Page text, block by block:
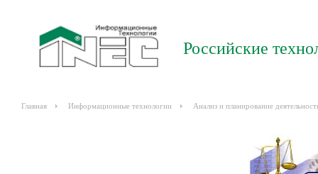
Российские
Главная Информационные технологии Анализ и планирование